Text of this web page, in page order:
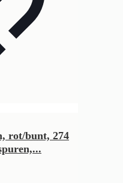
rot/bunt, 274